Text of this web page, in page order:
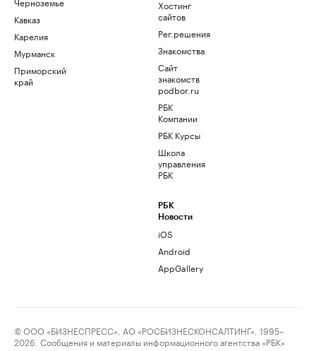
Кавказ
Карелия
Мурманск
Приморский
край
Хостинг
сайтов
Рег.решения
Знакомства
Сайт
знакомств
podbor.ru
РБК
Компании
РБК Курсы
Школа
управления
РБК
РБК
Новости
iOS
Android
AppGallery
© ООО «БИЗНЕСПРЕСС», АО «РОСБИЗНЕСКОНСАЛТИНГ», 1995–
2026. Сообщения и материалы информационного агентства «РБК»